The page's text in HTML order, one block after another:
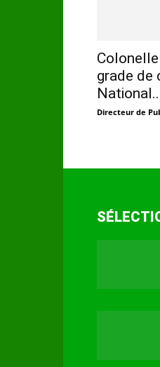
grade de
Directeur de